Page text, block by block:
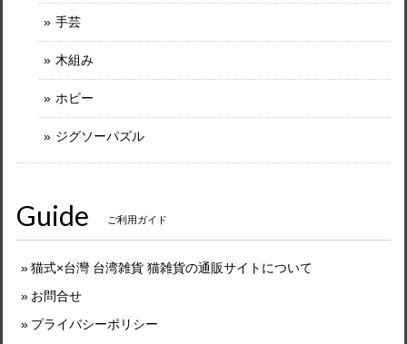
手芸
木組み
ホビー
ジグソーパズル
Guide ご利用ガイド
猫式×台灣 台湾雑貨 猫雑貨の通販サイトについて
お問合せ
プライバシーポリシー